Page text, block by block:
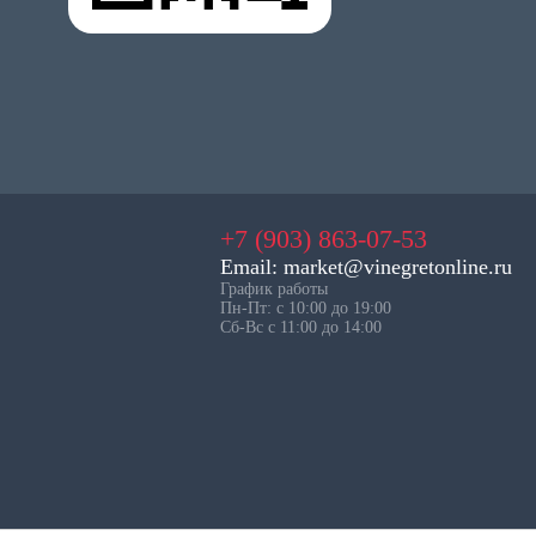
+7 (903) 863-07-53
Email: market@vinegretonline.ru
График работы
Пн-Пт: с 10:00 до 19:00
Сб-Вс с 11:00 до 14:00